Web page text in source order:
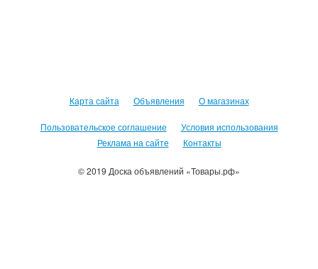
Карта сайта Объявления О магазинах
Пользовательское соглашение
Условия использования
Реклама на сайте
Контакты
© 2019 Доска объявлений «Товары.рф»